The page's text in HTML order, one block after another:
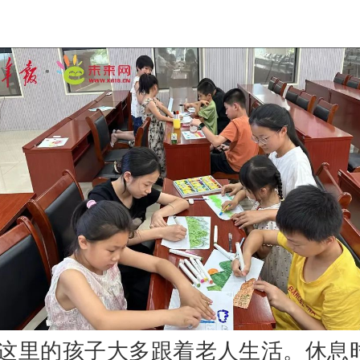
里的孩子大多跟着老人生活。休息